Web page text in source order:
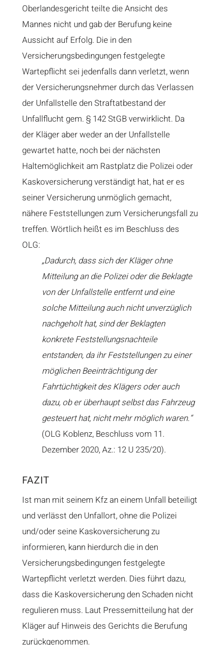
Oberlandesgericht teilte die Ansicht des
Mannes nicht und gab der Berufung keine
Aussicht auf Erfolg. Die in den
Versicherungsbedingungen festgelegte
Wartepflicht sei jedenfalls dann verletzt, wenn
der Versicherungsnehmer durch das Verlassen
der Unfallstelle den Straftatbestand der
Unfallflucht gem. § 142 StGB verwirklicht. Da
der Kläger aber weder an der Unfallstelle
gewartet hatte, noch bei der nächsten
Haltemöglichkeit am Rastplatz die Polizei oder
Kaskoversicherung verständigt hat, hat er es
seinerVersicherungunmöglich gemacht,
nähere Feststellungen zum Versicherungsfall zu
treffen. Wörtlich heißt es im Beschluss des
OLG:
„Dadurch, dass sich der Kläger ohne
Mitteilung an die Polizei oder die Beklagte
von der Unfallstelle entfernt und eine
solche Mitteilung auch nicht unverzüglich
nachgeholt hat, sind der Beklagten
konkrete Feststellungsnachteile
entstanden, da ihr Feststellungen zu einer
möglichen Beeinträchtigung der
Fahrtüchtigkeit des Klägers oder auch
dazu, ob er überhaupt selbst das Fahrzeug
gesteuert hat, nicht mehr möglich waren.“
(OLG Koblenz, Beschluss vom 11.
Dezember 2020, Az.: 12 U 235/20).
FAZIT
Ist man mit seinem Kfz an einem Unfall beteiligt
und verlässt den Unfallort, ohne die Polizei
und/oder seine Kaskoversicherung zu
informieren, kann hierdurch die in den
Versicherungsbedingungen festgelegte
Wartepflicht verletzt werden. Dies führt dazu,
dass die Kaskoversicherung den Schaden nicht
regulieren muss. Laut Pressemitteilunghat der
Kläger auf Hinweis des Gerichts die Berufung
zurückgenommen.